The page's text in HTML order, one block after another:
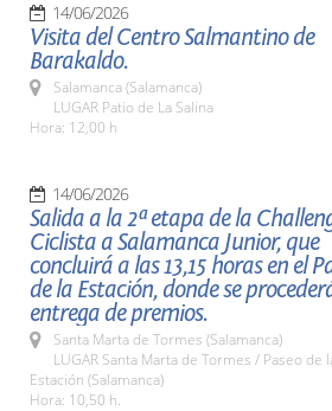
14/06/2026
Visita del Centro Salmantino de
Barakaldo.
Salamanca (Salamanca)
LUGAR Patio de La Salina
Hora: 12,00 h
14/06/2026
Salida a la 2ª etapa de la
Ciclista a Salamanca Junior, que
concluirá a las 13,15 horas en el
de la Estación, donde se
entrega de premios.
Santa Marta de Tormes (Salamanca)
LUGAR Santa Marta de Tormes / Paseo de
Estación (Salamanca)
Hora: 10,50 h.